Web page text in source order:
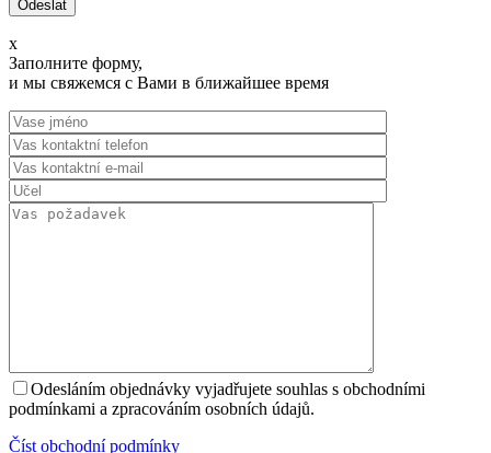
x
Заполните форму,
и мы свяжемся с Вами в ближайшее время
Odesláním objednávky vyjadřujete souhlas s obchodními
podmínkami a zpracováním osobních údajů.
Číst оbchodní podmínky